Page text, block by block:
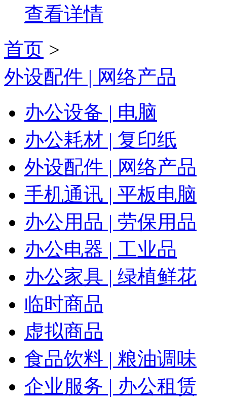
查看详情
首页 >
外设配件 | 网络产品
办公设备 | 电脑
办公耗材 | 复印纸
外设配件 | 网络产品
手机通讯 | 平板电脑
办公用品 | 劳保用品
办公电器 | 工业品
办公家具 | 绿植鲜花
临时商品
虚拟商品
食品饮料 | 粮油调味
企业服务 | 办公租赁